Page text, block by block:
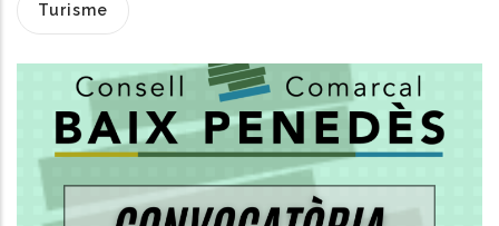
Turisme
PLE ORDINARI DEL CONSELL
COMARCAL DEL BAIX PENEDÈS
SESSIÓ: 1/2026. 27 DE MARÇ DE